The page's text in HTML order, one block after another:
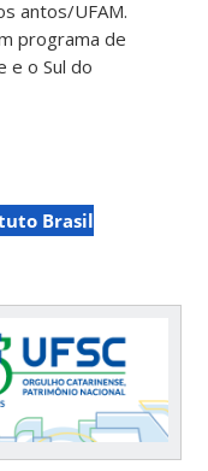
antos/UFAM.
programa de
e o Sul do
Brasil